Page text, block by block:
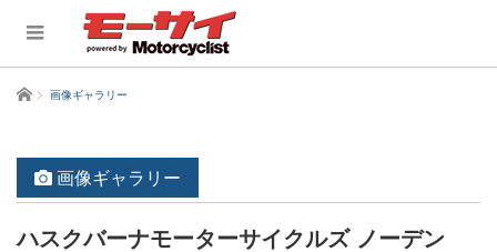
ホーム 画像ギャラリー
画像ギャラリー
ハスクバーナモーターサイクルズ ノーデン